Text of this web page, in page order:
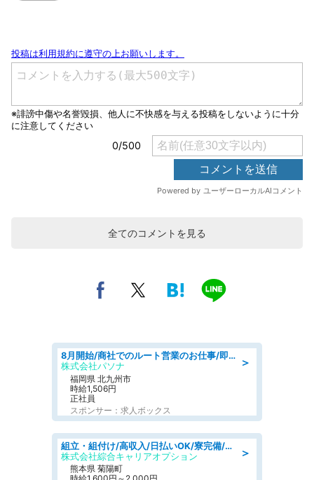
全てのコメントを見る
＞
8月開始/商社でのルート営業のお仕事/即日勤務可/車通勤可/営業
株式会社パソナ
福岡県 北九州市
時給1,506円
正社員
スポンサー：求人ボックス
＞
組立・組付け/高収入/日払いOK/寮完備/交替制/20・30・40代活躍中
株式会社綜合キャリアオプション
熊本県 菊陽町